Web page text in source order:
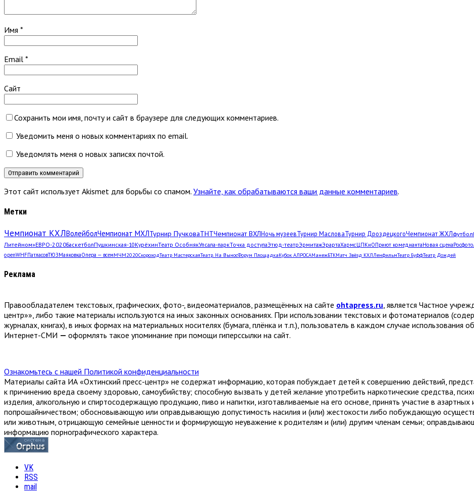
Имя *
Email *
Сайт
Сохранить мои имя, почту и сайт в браузере для следующих комментариев.
Уведомить меня о новых комментариях по email.
Уведомлять меня о новых записях почтой.
Этот сайт использует Akismet для борьбы со спамом. Узнайте, как обрабатываются ваши данные комментариев.
Метки
Чемпионат КХЛВолейболЧемпионат МХЛТурнир ПучковаТНТЧемпионат ВХЛНочь музеевТурнир МасловаТурнир ДроздецкогоЧемпионат ЖХЛфутбол
Литейном»ЕВРО-2020БаскетболПушкинская-10КурёхинТеатр ОсобнякУпсала-паркТочка доступаЭтюд-театрЭрмитажЭрартаХармсЦПКиОПриют комедиантаНовая сценаРосфото
openWHFПатласовТЮЗМаяковкаОпера — всемМЧМ2020СкороходТеатр МастерскаяТеатр. На ВыносФорум ПлощадкаКубок АЛРОСАМанежБТКМатч Звёзд КХЛЛенфильмТеатр БуффТеатр Дождей
Реклама
Правообладателем текстовых, графических, фото-, видеоматериалов, размещённых на сайте ohtapress.ru, является Частное
центр»», либо такие материалы используются на иных законных основаниях. При использовании текстовых и фотоматериалов
журналах, книгах), в иных формах на материальных носителях (бумага, плёнка и т.п.), пользователь в каждом случае использования
Интернет-СМИ — оформлять такое упоминание при помощи гиперссылки на сайт.
Ознакомьтесь с нашей Политикой конфиденциальности
Материалы сайта ИА «Охтинский пресс-центр» не содержат информацию, которая побуждает детей к совершению действий,
к причинению вреда своему здоровью, самоубийству; способную вызвать у детей желание употребить наркотические средства,
изделия, алкогольную и спиртосодержащую продукцию, пиво и напитки, изготавливаемые на его основе, принять участие в
попрошайничеством; обосновывающую или оправдывающую допустимость насилия и (или) жестокости либо побуждающую
или животным, отрицающую семейные ценности и формирующую неуважение к родителям и (или) другим членам семьи;
информацию порнографического характера.
VK
RSS
mail